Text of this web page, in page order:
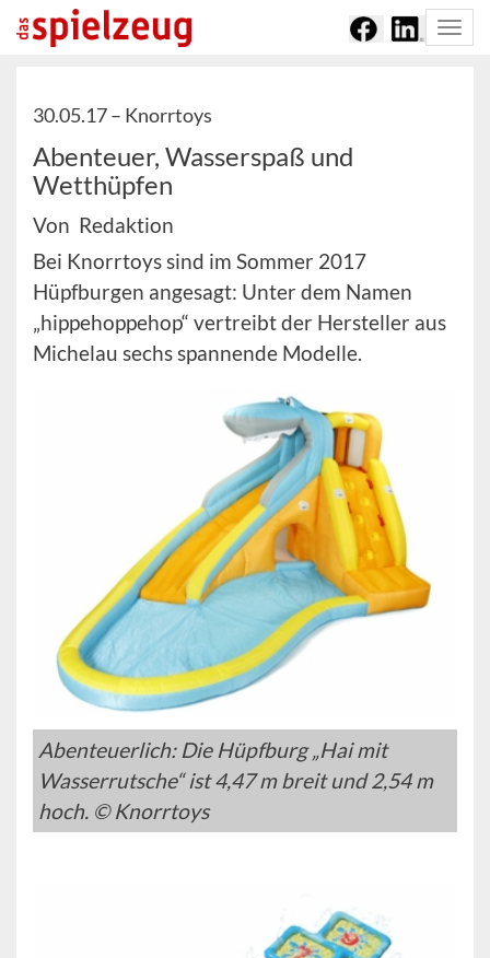
30.05.17 – Knorrtoys
Abenteuer, Wasserspaß und
Wetthüpfen
Von Redaktion
Bei Knorrtoys sind im Sommer 2017
Hüpfburgen angesagt: Unter dem Namen
„hippehoppehop“ vertreibt der Hersteller aus
Michelau sechs spannende Modelle.
Abenteuerlich: Die Hüpfburg „Hai mit
Wasserrutsche“ ist 4,47 m breit und 2,54 m
hoch. © Knorrtoys